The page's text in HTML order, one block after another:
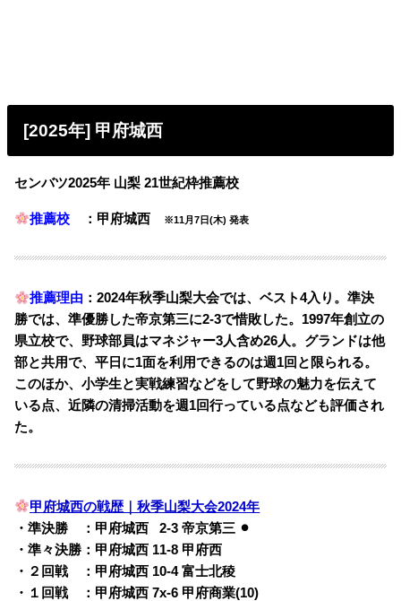
[2025年] 甲府城西
センバツ2025年 山梨 21世紀枠推薦校
推薦校 ：甲府城西 ※11月7日(木) 発表
推薦理由 ：2024年秋季山梨大会では、ベスト4入り。準決
勝では、準優勝した帝京第三に2-3で惜敗した。1997年創立の
県立校で、野球部員はマネジャー3人含め26人。グランドは他
部と共用で、平日に1面を利用できるのは週1回と限られる。
このほか、小学生と実戦練習などをして野球の魅力を伝えて
いる点、近隣の清掃活動を週1回行っている点なども評価され
た。
甲府城西の戦歴｜秋季山梨大会2024年
・準決勝 ：甲府城西
02-3 帝京第三 ⚫︎
・準々決勝：甲府城西 11-8 甲府西
・２回戦 ：甲府城西 10-4 富士北稜
・１回戦 ：甲府城西 7x-6 甲府商業(10)